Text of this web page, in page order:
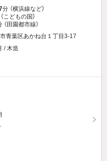
分 （横浜線など）
こどもの国）
（田園都市線）
青葉区あかね台１丁目3-17
/ 木造